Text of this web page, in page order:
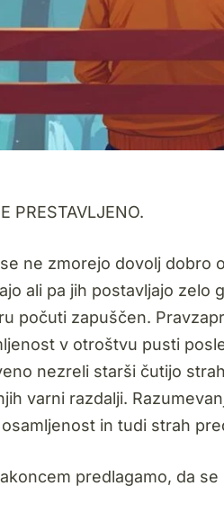
PRESTAVLJENO.
ne zmorejo dovolj dobro
ali pa jih postavljajo
počuti zapuščen.
v otroštvu pusti
nezreli starši čutijo
varni razdalji.
in tudi strah
predlagamo, da